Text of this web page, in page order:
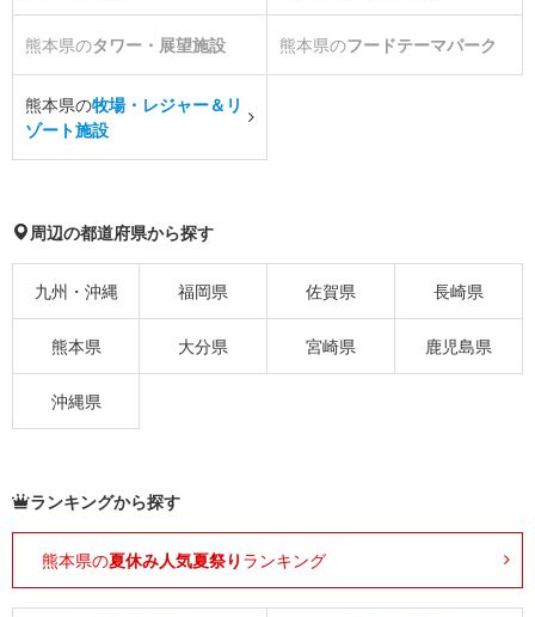
熊本県のタワー・展望施設 熊本県のフードテーマパーク
熊本県の牧場・レジャー＆リ
ゾート施設
周辺の都道府県から探す
九州・沖縄 福岡県 佐賀県 長崎県
熊本県 大分県 宮崎県 鹿児島県
沖縄県
ランキングから探す
熊本県の夏休み人気夏祭り ランキング